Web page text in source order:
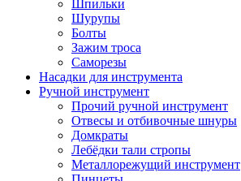
Шпильки
Шурупы
Болты
Зажим троса
Саморезы
Насадки для инструмента
Ручной инструмент
Прочий ручной инструмент
Отвесы и отбивочные шнуры
Домкраты
Лебёдки тали стропы
Металлорежущий инструмент